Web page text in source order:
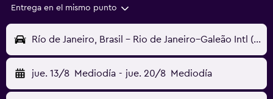
Entrega en el mismo punto
Río de Janeiro, Brasil - Rio de Janeiro–Galeão Intl (GIG)
jue. 13/8 Mediodía - jue. 20/8 Mediodía